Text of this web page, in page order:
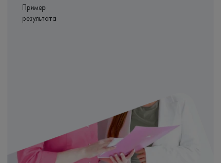
Пример
результата